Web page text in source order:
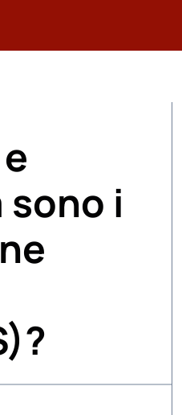
sono i